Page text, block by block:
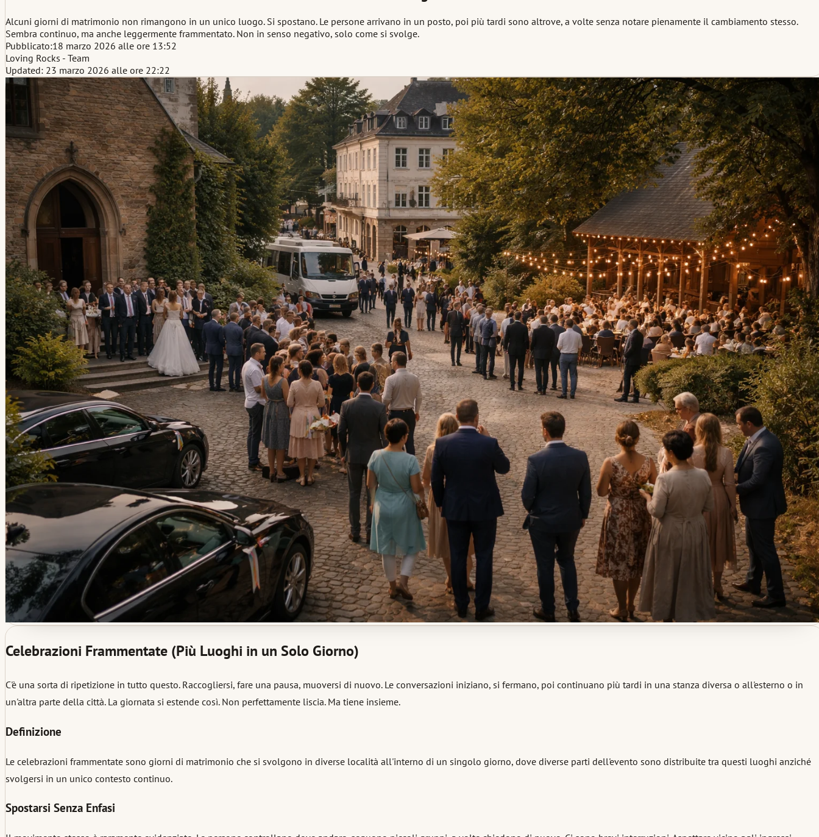
Alcuni giorni di matrimonio non rimangono in un unico luogo. Si spostano. Le persone arrivano in un posto, poi più tardi sono altrove, a volte senza notare pienamente il cambiamento stesso.
Sembra continuo, ma anche leggermente frammentato. Non in senso negativo, solo come si svolge.
Pubblicato:18 marzo 2026 alle ore 13:52
Loving Rocks - Team
Updated: 23 marzo 2026 alle ore 22:22
Celebrazioni Frammentate (Più Luoghi in un Solo Giorno)
C'è una sorta di ripetizione in tutto questo. Raccogliersi, fare una pausa, muoversi di nuovo. Le conversazioni iniziano, si fermano, poi continuano più tardi in una stanza diversa o all'esterno o in
un'altra parte della città. La giornata si estende così. Non perfettamente liscia. Ma tiene insieme.
Definizione
Le celebrazioni frammentate sono giorni di matrimonio che si svolgono in diverse località all'interno di un singolo giorno, dove diverse parti dell'evento sono distribuite tra questi luoghi anziché
svolgersi in un unico contesto continuo.
Spostarsi Senza Enfasi